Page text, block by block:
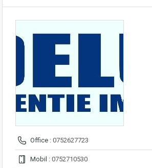
Office : 0752627723
Mobil : 0752710530